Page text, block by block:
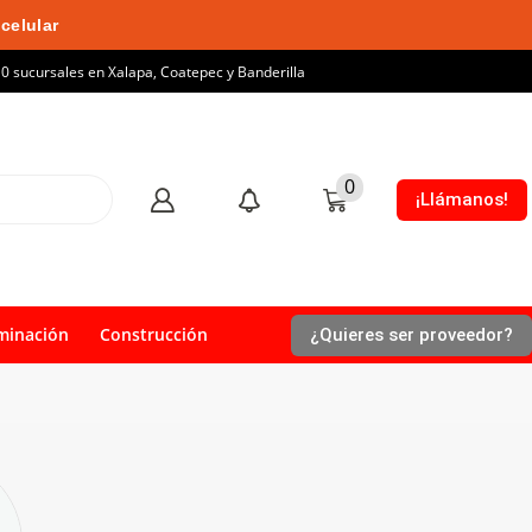
sucursales en Xalapa, Coatepec y Banderilla
0 ¡Llámanos!
Construcción ¿Quieres ser proveedor?